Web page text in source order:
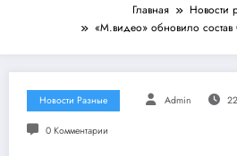
Главная
Новости
«М.видео» обновило состав
Новости Разные Admin
0 Комментарии